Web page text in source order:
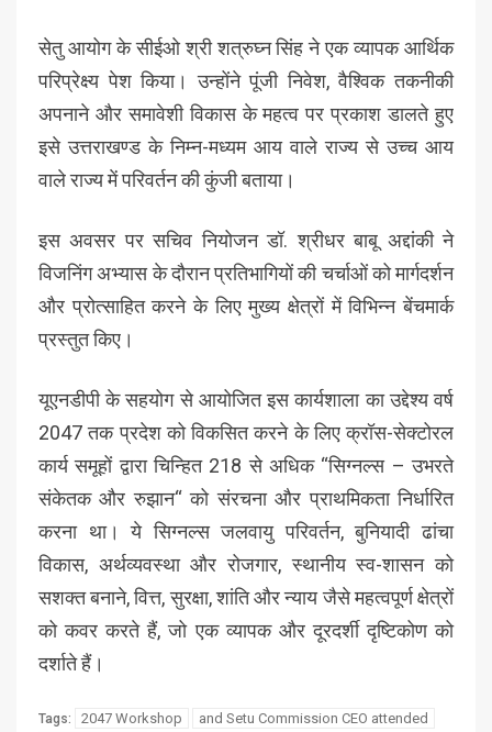
सेतु आयोग के सीईओ श्री शत्रुघ्न सिंह ने एक व्यापक आर्थिक
परिप्रेक्ष्य पेश किया। उन्होंने पूंजी निवेश, वैश्विक तकनीकी
अपनाने और समावेशी विकास के महत्व पर प्रकाश डालते हुए
इसे उत्तराखण्ड के निम्न-मध्यम आय वाले राज्य से उच्च आय
वाले राज्य में परिवर्तन की कुंजी बताया।
इस अवसर पर सचिव नियोजन डॉ. श्रीधर बाबू अद्दांकी ने
विजनिंग अभ्यास के दौरान प्रतिभागियों की चर्चाओं को मार्गदर्शन
और प्रोत्साहित करने के लिए मुख्य क्षेत्रों में विभिन्न बेंचमार्क
प्रस्तुत किए।
यूएनडीपी के सहयोग से आयोजित इस कार्यशाला का उद्देश्य वर्ष
2047 तक प्रदेश को विकसित करने के लिए क्रॉस-सेक्टोरल
कार्य समूहों द्वारा चिन्हित 218 से अधिक “सिग्नल्स – उभरते
संकेतक और रुझान“ को संरचना और प्राथमिकता निर्धारित
करना था। ये सिग्नल्स जलवायु परिवर्तन, बुनियादी ढांचा
विकास, अर्थव्यवस्था और रोजगार, स्थानीय स्व-शासन को
सशक्त बनाने, वित्त, सुरक्षा, शांति और न्याय जैसे महत्वपूर्ण क्षेत्रों
को कवर करते हैं, जो एक व्यापक और दूरदर्शी दृष्टिकोण को
दर्शाते हैं।
Tags: 2047 Workshop
and Setu Commission CEO attended